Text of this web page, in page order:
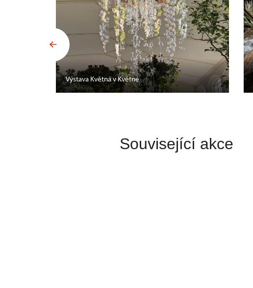
Výstava Květná v Květné
Související akce